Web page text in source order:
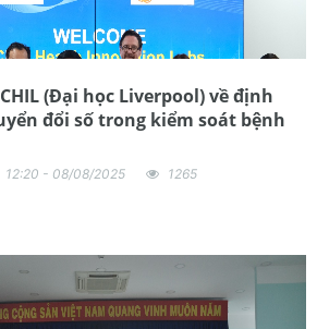
(Đại học Liverpool) về định
đổi số trong kiểm soát bệnh
12:20 - 08/08/2025 1265